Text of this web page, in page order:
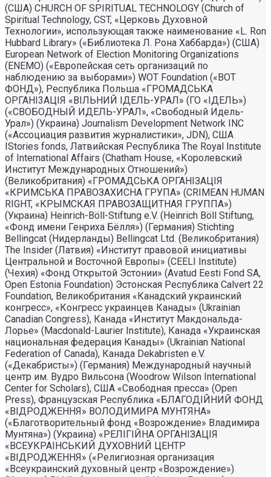
(США) CHURCH OF SPIRITUAL TECHNOLOGY (Church of
Spiritual Technology, CST, «Церковь Духовной
Технологии», использующая также наименование «L. Ron
Hubbard Library» («Библиотека Л. Рона Хаббарда») (США)
European Network of Election Monitoring Organizations
(ENEMO) («Европейская сеть организаций по
наблюдению за выборами») WOT Foundation («ВОТ
ФОНД»), Республика Польша «ГРОМАДСЬКА
ОРГАНI3АЦIЯ «ВIЛЬНИЙ IДЕЛЬ-УРАЛ» (ГО «IДЕЛЬ»)
(«СВОБОДНЫЙ ИДЕЛЬ-УРАЛ», «Свободный Идель-
Урал») (Украина) Journalism Development Network INC
(«Ассоциация развития журналистики», JDN), США
IStories fonds, Латвийская Республика The Royal Institute
of International Affairs (Chatham House, «Королевский
Институт Международных Отношений»)
(Великобритания) «ГРОМАДСЬКА ОРГАНIЗАЦIЯ
«КРИМСЬКА ПРАВОЗАХИСНА ГРУПА» (CRIMEAN HUMAN
RIGHT, «КРЫМСКАЯ ПРАВОЗАЩИТНАЯ ГРУППА»)
(Украина) Heinrich-Böll-Stiftung e.V. (Heinrich Böll Stiftung,
«Фонд имени Генриха Бёлля») (Германия) Stichting
Bellingcat (Нидерланды) Bellingcat Ltd. (Великобритания)
The Insider (Латвия) «Институт правовой инициативы
Центральной и Восточной Европы» (CEELI Institute)
(Чехия) «Фонд Открытой Эстонии» (Avatud Eesti Fond SA,
Open Estonia Foundation) Эстонская Республика Calvert 22
Foundation, Великобритания «Канадский украинский
конгресс», «Конгресс украинцев Канады» (Ukrainian
Canadian Congress), Канада «Институт Макдональда-
Лорье» (Macdonald-Laurier Institute), Канада «Украинская
национальная федерация Канады» (Ukrainian National
Federation of Canada), Канада Dekabristen e.V.
(«Декабристы») (Германия) Международный научный
центр им. Вудро Вильсона (Woodrow Wilson International
Center for Scholars), США «Свободная пресса» (Open
Press), Французская Республика «БЛАГОДIЙНИЙ ФОНД
«ВIДРОДЖЕННЯ» ВОЛОДИМИРА МУНТЯНА»
(«Благотворительный фонд «Возрождение» Владимира
Мунтяна») (Украина) «РЕЛIГIЙНА ОРГАНIЗАЦIЯ
«ВСЕУКРАIНСЬКИЙ ДУХОВНИЙ ЦЕНТР
«ВIДРОДЖЕННЯ» («Религиозная организация
«Всеукраинский духовный центр «Возрождение»)